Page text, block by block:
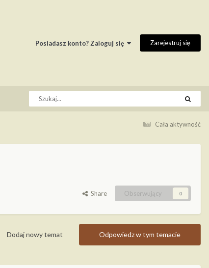
Posiadasz konto? Zaloguj się Zarejestruj się
Cała aktywność
Share Obserwujący 0
Odpowiedz w tym temacie
Dodaj nowy temat